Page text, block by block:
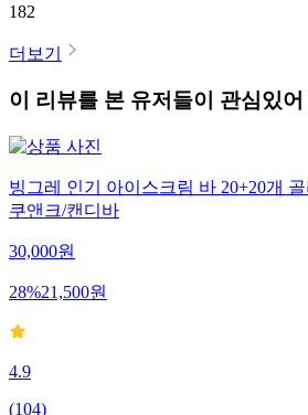
182
더보기
이 리뷰를 본 유저들이 관심있
빙그레 인기 아이스크림 바 20+20개
쿠앤크/캔디바
30,000원
28%21,500원
4.9
(104)